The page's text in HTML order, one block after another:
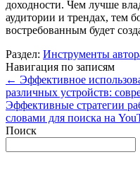
доходности. Чем лучше
аудитории и трендах, тем
востребованным будет
Раздел: Инструменты
Навигация по записям
← Эффективное
различных устройств:
Эффективные стратегии
словами для поиска на
Поиск